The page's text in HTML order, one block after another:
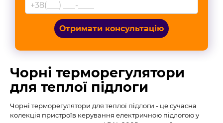
Отримати консультацію
Чорні терморегулятори
для теплої підлоги
Чорні терморегулятори для теплої підлоги - це сучасна
колекція пристроїв керування електричною підлогою у